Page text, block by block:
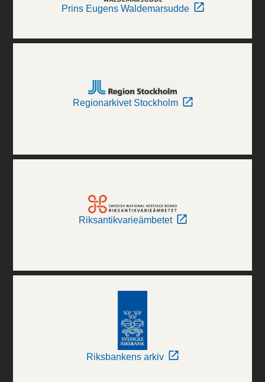
Prins Eugens Waldemarsudde
Regionarkivet Stockholm
Riksantikvarieämbetet
Riksbankens arkiv